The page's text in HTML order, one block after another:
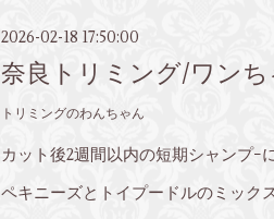
2026-02-18 17:50:00
奈良トリミング/ワンち
トリミングのわんちゃん
カット後2週間以内の短期シャンプｰ
ペキニーズとトイプードルのミック